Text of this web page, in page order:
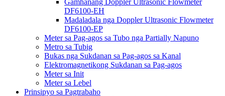
DF6100-EH
Madaladala nga Doppler Ultrasonic Flowmeter
DF6100-EP
Meter sa Pag-agos sa Tubo nga Partially Napuno
Metro sa Tubig
Bukas nga Sukdanan sa Pag-agos sa Kanal
Elektromagnetikong Sukdanan sa Pag-agos
Meter sa Init
Meter sa Lebel
Prinsipyo sa Pagtrabaho